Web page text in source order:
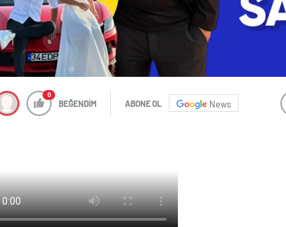
0
BEĞENDİM ABONE OL News